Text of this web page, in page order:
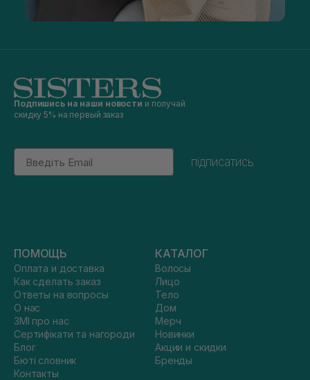
Подпишись на наши новости и получай
скидку 5% на первый заказ
Email
підписатись
ПОМОЩЬ
Оплата и доставка
Как сделать заказ
Ответы на вопросы
О нас
ЗМІ про нас
Сертифікати та нагороди
Блог
Бюті словник
Контакты
КАТАЛОГ
Волосы
Лицо
Тело
Дом
Мерч
Новинки
Акции и скидки
Бренды